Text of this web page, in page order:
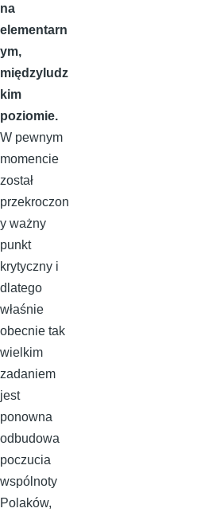
na
elementarn
ym,
międzyludz
kim
poziomie.
W pewnym
momencie
został
przekroczon
y ważny
punkt
krytyczny i
dlatego
właśnie
obecnie tak
wielkim
zadaniem
jest
ponowna
odbudowa
poczucia
wspólnoty
Polaków,